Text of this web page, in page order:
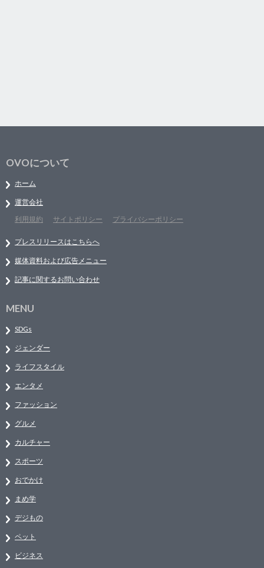
OVOについて
ホーム
運営会社
利用規約
サイトポリシー プライバシーポリシー
プレスリリースはこちらへ
媒体資料および広告メニュー
記事に関するお問い合わせ
MENU
SDGs
ジェンダー
ライフスタイル
エンタメ
ファッション
グルメ
カルチャー
スポーツ
おでかけ
まめ学
デジもの
ペット
ビジネス